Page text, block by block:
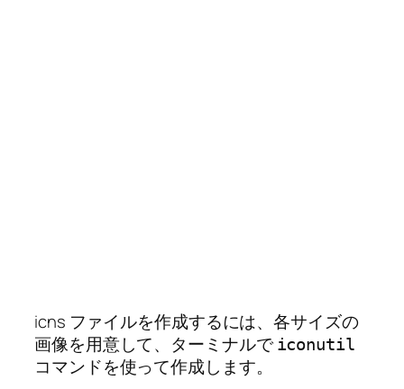
icns ファイルを作成するには、各サイズの
画像を用意して、ターミナルで iconutil
コマンドを使って作成します。